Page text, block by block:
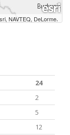
NAVTEQ, DeLorme,
24
2
5
12